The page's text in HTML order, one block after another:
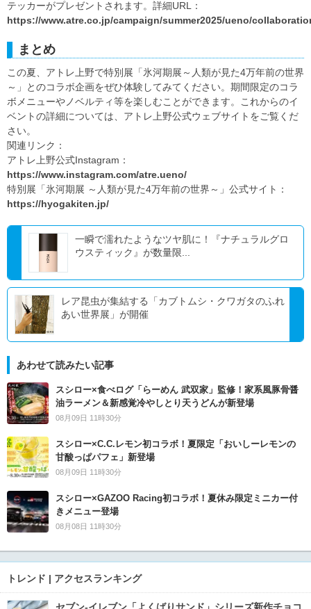
テッカーがプレゼントされます。詳細URL：
https://www.atre.co.jp/campaign/summer2025/ueno/
まとめ
この夏、アトレ上野で特別展「氷河期展～人類が見た4万年前の世界
～」とのコラボ企画をぜひ体験してみてください。期間限定のコラ
ボメニューやノベルティ等を楽しむことができます。これからのイ
ベントの詳細については、アトレ上野公式ウェブサイトをご覧くだ
さい。
関連リンク：
アトレ上野公式Instagram：
https://www.instagram.com/atre.ueno/
特別展「氷河期展 ～人類が見た4万年前の世界～」公式サイト：
https://hyogakiten.jp/
一瞬で濡れたようなツヤ肌に！『ナチュラルグロ
ウスティック』が数量限...
レア昆虫が集結する「カブトムシ・クワガタのふれ
あい世界展」が開催
あわせて読みたい記事
スシロー×食べログ「らーめん 武双家」監修！家系風豚骨醤
油ラーメン＆新感覚冷やしとり天うどんが新登場
08月09日 11時30分
スシロー×C.C.レモン初コラボ！夏限定「おいしーレモンの
甘酸っぱパフェ」新登場
08月09日 11時30分
スシロー×GAZOO Racing初コラボ！夏休み限定ミニカー付
きメニュー登場
08月08日 11時30分
トレンド | アクセスランキング